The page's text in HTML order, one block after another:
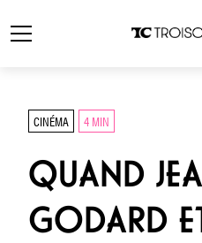
CINÉMA 4 MIN
QUAND
GODARD